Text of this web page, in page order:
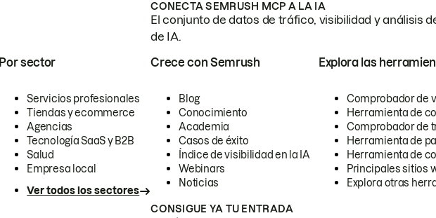
CONECTA SEMRUSH MCP A LA IA
El conjunto de datos de tráfico, visibilidad y análisis
de IA.
Por sector
Servicios profesionales
Tiendas y ecommerce
Agencias
Tecnología SaaS y B2B
Salud
Empresa local
Ver todos los sectores
Crece con Semrush
Blog
Conocimiento
Academia
Casos de éxito
Índice de visibilidad en la IA
Webinars
Noticias
Explora las
Comprobador de
Herramienta de
Comprobador de
Herramienta de
Herramienta de
Principales sitios
Explora otras
CONSIGUE YA TU ENTRADA